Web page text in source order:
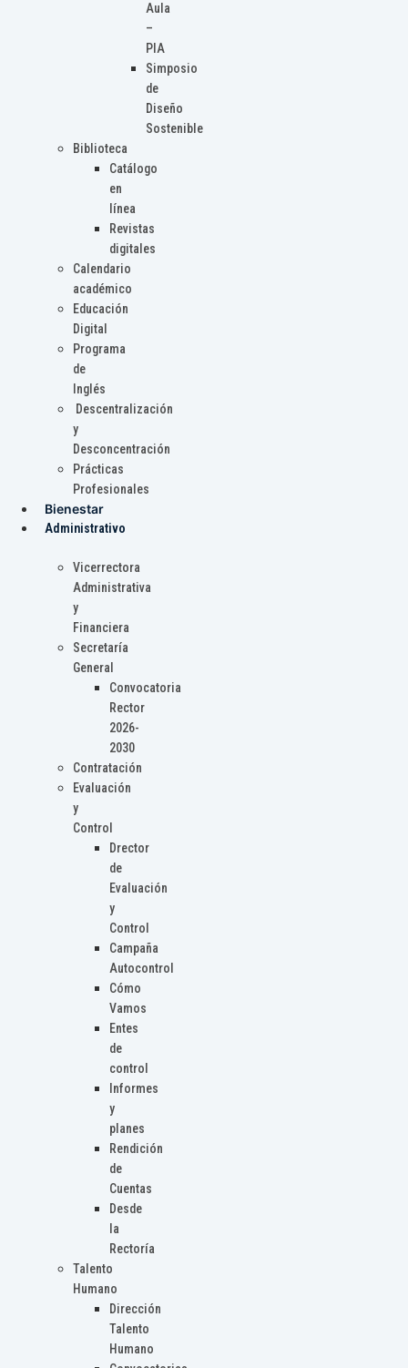
Aula
–
PIA
Simposio
de
Diseño
Sostenible
Biblioteca
Catálogo
en
línea
Revistas
digitales
Calendario
académico
Educación
Digital
Programa
de
Inglés
Descentralización
y
Desconcentración
Prácticas
Profesionales
Bienestar
Administrativo
Vicerrectora
Administrativa
y
Financiera
Secretaría
General
Convocatoria
Rector
2026-
2030
Contratación
Evaluación
y
Control
Drector
de
Evaluación
y
Control
Campaña
Autocontrol
Cómo
Vamos
Entes
de
control
Informes
y
planes
Rendición
de
Cuentas
Desde
la
Rectoría
Talento
Humano
Dirección
Talento
Humano